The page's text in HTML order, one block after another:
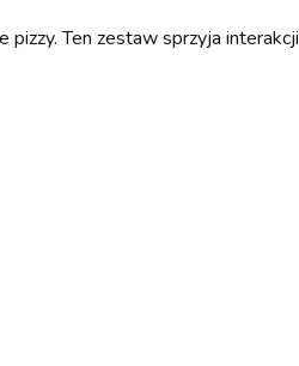
Ten zestaw sprzyja interakcji